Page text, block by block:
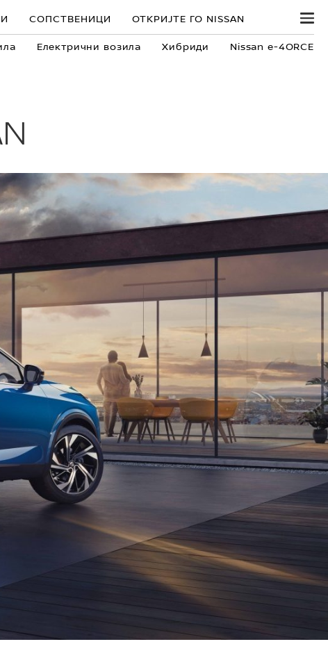
СОПСТВЕНИЦИ ОТКРИЈТЕ ГО NISSAN
Електрични возила Хибриди Nissan e-4ORCE